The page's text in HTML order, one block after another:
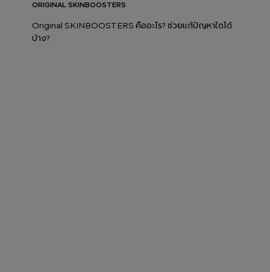
ORIGINAL SKINBOOSTERS
Original SKINBOOSTERS คืออะไร? ช่วยแก้ปัญหาใดได้
บ้าง?